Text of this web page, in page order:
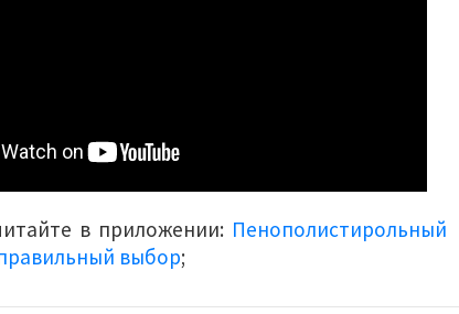
в приложении: Пенополистирольный
выбор;